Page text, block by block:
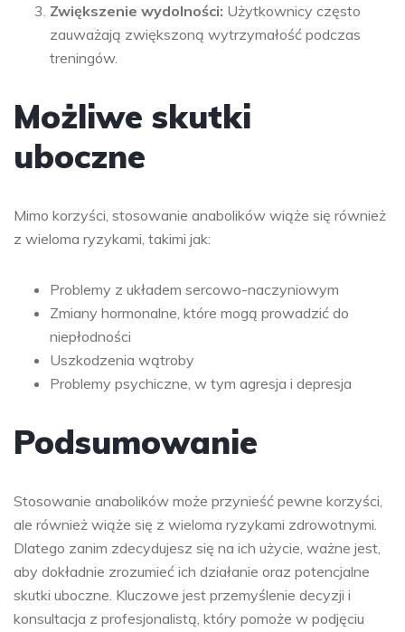
Zwiększenie wydolności: Użytkownicy często
zauważają zwiększoną wytrzymałość podczas
treningów.
Możliwe skutki
uboczne
Mimo korzyści, stosowanie anabolików wiąże się również
z wieloma ryzykami, takimi jak:
Problemy z układem sercowo-naczyniowym
Zmiany hormonalne, które mogą prowadzić do
niepłodności
Uszkodzenia wątroby
Problemy psychiczne, w tym agresja i depresja
Podsumowanie
Stosowanie anabolików może przynieść pewne korzyści,
ale również wiąże się z wieloma ryzykami zdrowotnymi.
Dlatego zanim zdecydujesz się na ich użycie, ważne jest,
aby dokładnie zrozumieć ich działanie oraz potencjalne
skutki uboczne. Kluczowe jest przemyślenie decyzji i
konsultacja z profesjonalistą, który pomoże w podjęciu